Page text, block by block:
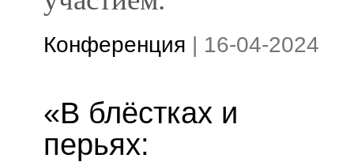
Конференция | 16-04-2024
«В блёстках и
перьях: